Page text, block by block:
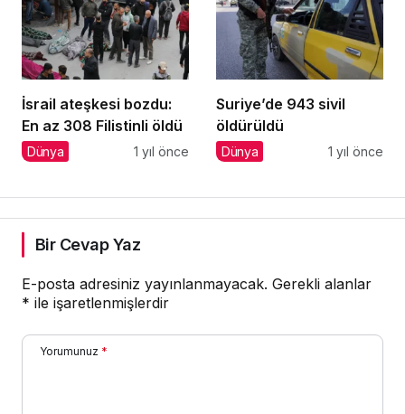
İsrail ateşkesi bozdu:
En az 308 Filistinli öldü
Dünya 1 yıl önce
Suriye’de 943 sivil
öldürüldü
Dünya 1 yıl önce
Bir Cevap Yaz
E-posta adresiniz yayınlanmayacak. Gerekli alanlar
* ile işaretlenmişlerdir
Yorumunuz *